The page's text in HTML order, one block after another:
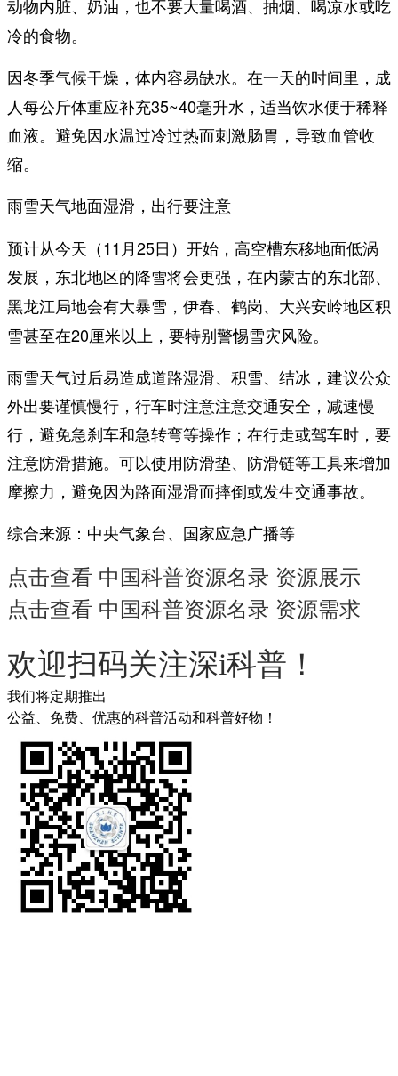
动物内脏、奶油 ，也不要大量喝酒、抽烟、喝凉水或吃
冷的食物。
因冬季气候干燥， 体内容易缺水。在一天的时间里，成
人每公斤体重应补充35~40毫升水，适当饮水便于稀释
血液。避免因水温过冷过热而刺激肠胃，导致血管收
缩。
雨雪天气地面湿滑，出行要注意
预计从今天（11月25日）开始，高空槽东移地面低涡
发展，东北地区的降雪将会更强， 在内蒙古的东北部、
黑龙江局地会有大暴雪 ，伊春、鹤岗、大兴安岭地区积
雪甚至在20厘米以上，要特别警惕雪灾风险。
雨雪天气过后易造成道路湿滑、积雪、结冰，建议公众
外出要谨慎慢行，行车时注意注意交通安全，减速慢
行，避免急刹车和急转弯等操作；在行走或驾车时，要
注意防滑措施。可以使用防滑垫、防滑链等工具来增加
摩擦力，避免因为路面湿滑而摔倒或发生交通事故。
综合来源：中央气象台、国家应急广播等
点击查看 中国科普资源名录 资源展示
点击查看 中国科普资源名录 资源需求
欢迎扫码关注深i科普！
我们将定期推出
公益、免费、优惠的科普活动和科普好物！